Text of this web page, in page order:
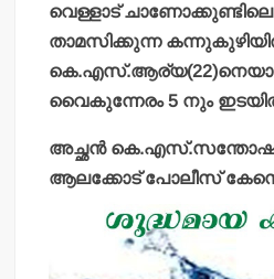
വെള്ളാട്
താമസിക്കുന്ന കന്നുകുഴിയില്‍
കെ.എസ്.ആര്യ(22)നെയാണ്
വൈകുന്നേരം 5 നും
അച്ഛന്‍
ആലക്കോട് പോലീസ്